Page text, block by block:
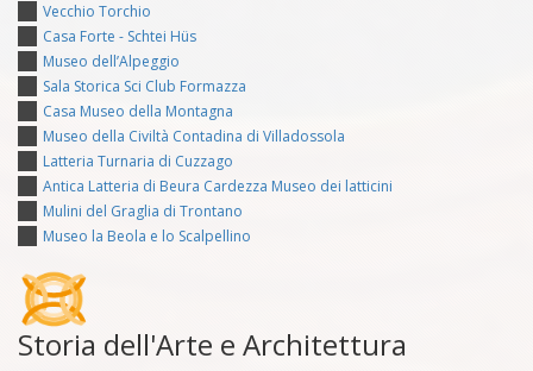
Vecchio Torchio
Casa Forte - Schtei Hüs
Museo dell’Alpeggio
Sala Storica Sci Club Formazza
Casa Museo della Montagna
Museo della Civiltà Contadina di Villadossola
Latteria Turnaria di Cuzzago
Antica Latteria di Beura Cardezza Museo dei latticini
Mulini del Graglia di Trontano
Museo la Beola e lo Scalpellino
Storia dell'Arte e Architettura